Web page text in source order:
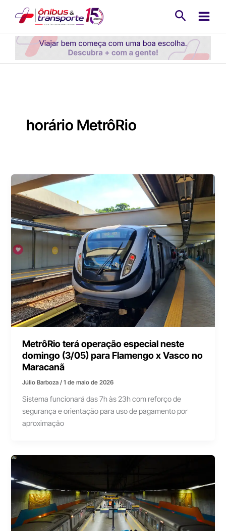
conteúdo
horário MetrôRio
MetrôRio terá operação especial neste
domingo (3/05) para Flamengo x Vasco no
Maracanã
Júlio Barboza/1 de maio de 2026
Sistema funcionará das 7h às 23h com reforço de
segurança e orientação para uso de pagamento por
aproximação